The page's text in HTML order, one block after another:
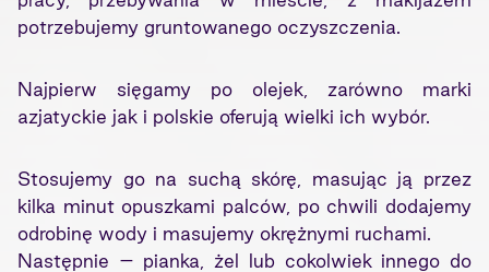
potrzebujemy gruntowanego oczyszczenia.
Najpierw sięgamy po olejek, zarówno marki
azjatyckie jak i polskie oferują wielki ich wybór.
Stosujemy go na suchą skórę, masując ją przez
kilka minut opuszkami palców, po chwili dodajemy
odrobinę wody i masujemy okrężnymi ruchami.
Następnie – pianka, żel lub cokolwiek innego do